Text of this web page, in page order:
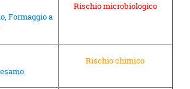
Formaggio a
Rischio microbiologico
Rischio chimico